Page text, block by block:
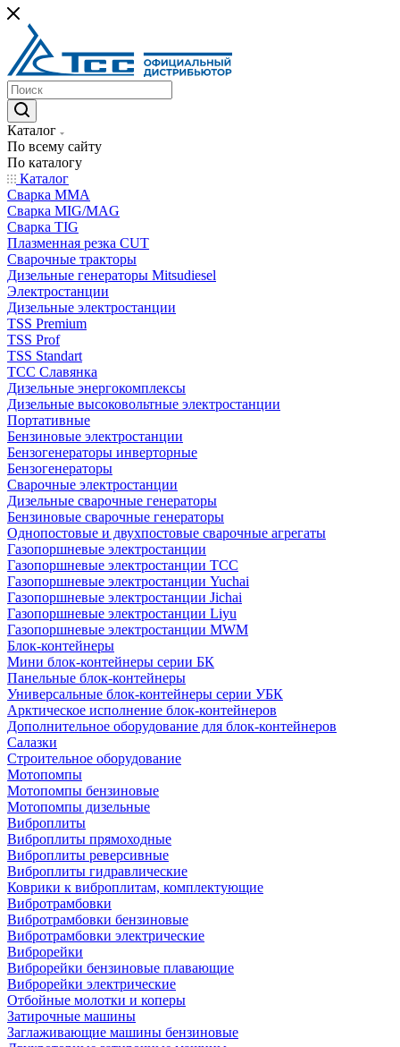
Каталог
По всему сайту
По каталогу
Каталог
Сварка MMA
Сварка MIG/MAG
Сварка TIG
Плазменная резка CUT
Сварочные тракторы
Дизельные генераторы Mitsudiesel
Электростанции
Дизельные электростанции
TSS Premium
TSS Prof
TSS Standart
ТСС Славянка
Дизельные энергокомплексы
Дизельные высоковольтные электростанции
Портативные
Бензиновые электростанции
Бензогенераторы инверторные
Бензогенераторы
Сварочные электростанции
Дизельные сварочные генераторы
Бензиновые сварочные генераторы
Однопостовые и двухпостовые сварочные агрегаты
Газопоршневые электростанции
Газопоршневые электростанции ТСС
Газопоршневые электростанции Yuchai
Газопоршневые электростанции Jichai
Газопоршневые электростанции Liyu
Газопоршневые электростанции MWM
Блок-контейнеры
Мини блок-контейнеры серии БК
Панельные блок-контейнеры
Универсальные блок-контейнеры серии УБК
Арктическое исполнение блок-контейнеров
Дополнительное оборудование для блок-контейнеров
Салазки
Строительное оборудование
Мотопомпы
Мотопомпы бензиновые
Мотопомпы дизельные
Виброплиты
Виброплиты прямоходные
Виброплиты реверсивные
Виброплиты гидравлические
Коврики к виброплитам, комплектующие
Вибротрамбовки
Вибротрамбовки бензиновые
Вибротрамбовки электрические
Виброрейки
Виброрейки бензиновые плавающие
Виброрейки электрические
Отбойные молотки и коперы
Затирочные машины
Заглаживающие машины бензиновые